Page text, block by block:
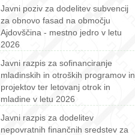
Javni poziv za dodelitev subvencij
za obnovo fasad na območju
Ajdovščina - mestno jedro v letu
2026
Javni razpis za sofinanciranje
mladinskih in otroških programov in
projektov ter letovanj otrok in
mladine v letu 2026
Javni razpis za dodelitev
nepovratnih finančnih sredstev za